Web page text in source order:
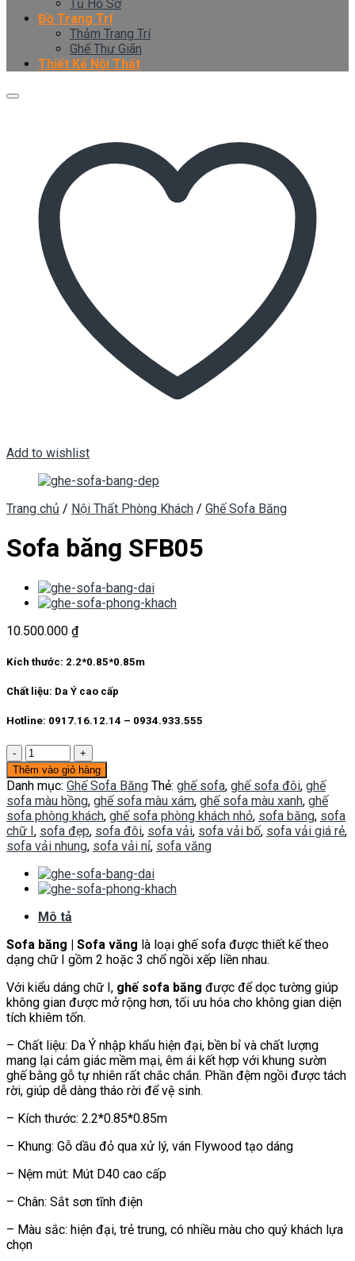
Tủ Hồ Sơ
Đồ Trang Trí
Thảm Trang Trí
Ghế Thư Giãn
Thiết Kế Nội Thất
Add to wishlist
Trang chủ / Nội Thất Phòng Khách / Ghế Sofa Băng
Sofa băng SFB05
10.500.000 ₫
Kích thước: 2.2*0.85*0.85m
Chất liệu: Da Ý cao cấp
Hotline: 0917.16.12.14 – 0934.933.555
Sofa
băng
SFB05
số
lượng
Thêm vào giỏ hàng
Danh mục: Ghế Sofa Băng Thẻ: ghế sofa, ghế sofa đôi, ghế
sofa màu hồng, ghế sofa màu xám, ghế sofa màu xanh, ghế
sofa phòng khách, ghế sofa phòng khách nhỏ, sofa băng, sofa
chữ I, sofa đẹp, sofa đôi, sofa vải, sofa vải bố, sofa vải giá rẻ,
sofa vải nhung, sofa vải nỉ, sofa văng
Mô tả
Sofa băng | Sofa văng là loại ghế sofa được thiết kế theo
dạng chữ I gồm 2 hoặc 3 chổ ngồi xếp liền nhau.
Với kiểu dáng chữ I, ghế sofa băng được để dọc tường giúp
không gian được mở rộng hơn, tối ưu hóa cho không gian diện
tích khiêm tốn.
– Chất liệu: Da Ý nhập khẩu hiện đại, bền bỉ và chất lượng
mang lại cảm giác mềm mại, êm ái kết hợp với khung sườn
ghế bằng gỗ tự nhiên rất chắc chắn. Phần đệm ngồi được tách
rời, giúp dễ dàng tháo rời để vệ sinh.
– Kích thước: 2.2*0.85*0.85m
– Khung: Gỗ dầu đỏ qua xử lý, ván Flywood tạo dáng
– Nệm mút: Mút D40 cao cấp
– Chân: Sắt sơn tĩnh điện
– Màu sắc: hiện đại, trẻ trung, có nhiều màu cho quý khách lựa
chọn